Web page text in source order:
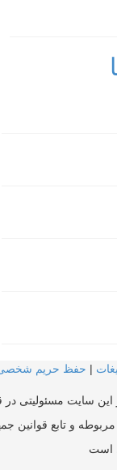
| حفظ حریم
سایت مسئولیتی در
و تابع قوانین
است